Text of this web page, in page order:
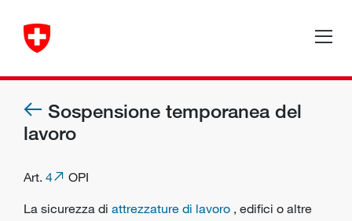
Sospensione temporanea del
lavoro
Art. 4
OPI
La sicurezza di attrezzature di lavoro , edifici o altre